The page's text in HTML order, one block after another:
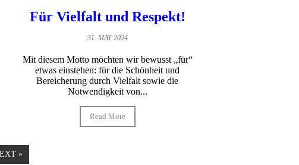
Für Vielfalt und Respekt!
31. MAY 2024
Mit diesem Motto möchten wir bewusst „für“
etwas einstehen: für die Schönheit und
Bereicherung durch Vielfalt sowie die
Notwendigkeit von...
Read More
»